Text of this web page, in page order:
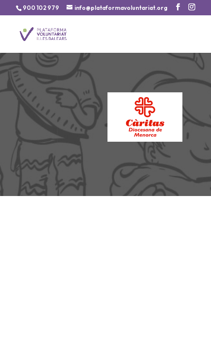
900 102 979 info@plataformavoluntariat.org